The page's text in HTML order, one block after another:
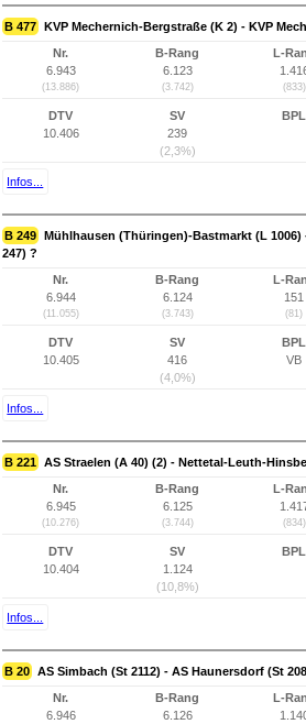
B 477 KVP Mechernich-Bergstraße (K 2) - KVP
Nr.
6.943
(13.886)
B-Rang
6.123
(3.742)
L-
(833)
DTV
10.406
SV
239
(2,3%)
BPL
Infos...
B 249 Mühlhausen (Thüringen)-Bastmarkt (L
247) ?
Nr.
6.944
(11.055)
B-Rang
6.124
(3.743)
L-
151
(81)
DTV
10.405
SV
416
(4,0%)
BPL
VB
Infos...
B 221 AS Straelen (A 40) (2) - Nettetal-Leuth-
Nr.
6.945
(10.276)
B-Rang
6.125
(3.744)
L-
(834)
DTV
10.404
SV
1.124
(10,8%)
BPL
Infos...
B 20 AS Simbach (St 2112) - AS Haunersdorf (St
Nr.
6.946
B-Rang
6.126
L-